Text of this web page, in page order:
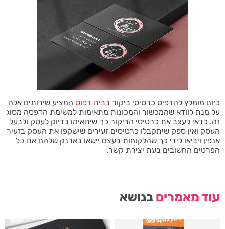
כיום מומלץ להדפיס כרטיסי ביקור בבית דפוס המציע שירותים אלה
על מנת לוודא שהמכשור והמכונות מתאימות למשימת הדפסה מסוג
זה. כדאי לעצב את כרטיסי הביקור כך שיתאימו בדיוק לעסק ולבעל
העסק ואין ספק שיתקבלו כרטיסים זעירים שישקפו את העסק בזעיר
אנפין ויביאו לידי כך שהלקוחות בעצם יישאו בארנק שלהם את כל
הפרטים החשובים בעת יצירת קשר.
עוד מאמרים בנושא